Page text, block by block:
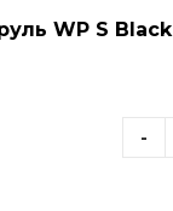
WP S Black
-